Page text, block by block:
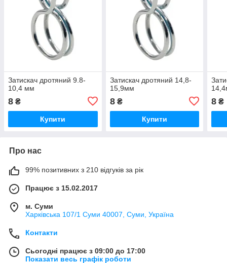
Затискач дротяний 9.8-
10,4 мм
8 ₴
Купити
Затискач дротяний 14,8-
15,9мм
8₴
Купити
8 ₴
Про нас
99% позитивних з 210 відгуків за рік
Працює з 15.02.2017
м. Суми
Харківська 107/1 Суми 40007, Суми, Україна
Контакти
Сьогодні працює з 09:00 до 17:00
Показати весь графік роботи